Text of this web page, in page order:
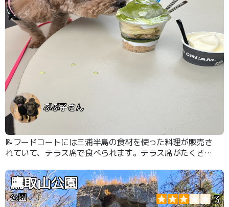
ぶぶ子さん
📝フードコートには三浦半島の食材を使った料理が販売さ
れていて、テラス席で食べられます。テラス席がたくさん
す。
鷹取山公園
公園 3